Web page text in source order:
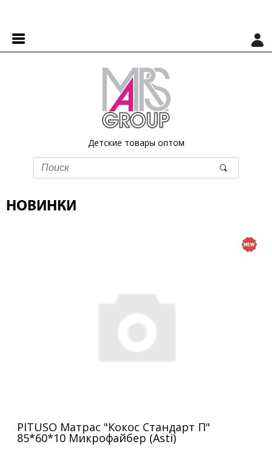
Детские товары оптом
НОВИНКИ
PITUSO Матрас "Кокос Стандарт П"
85*60*10 Микрофайбер (Asti)